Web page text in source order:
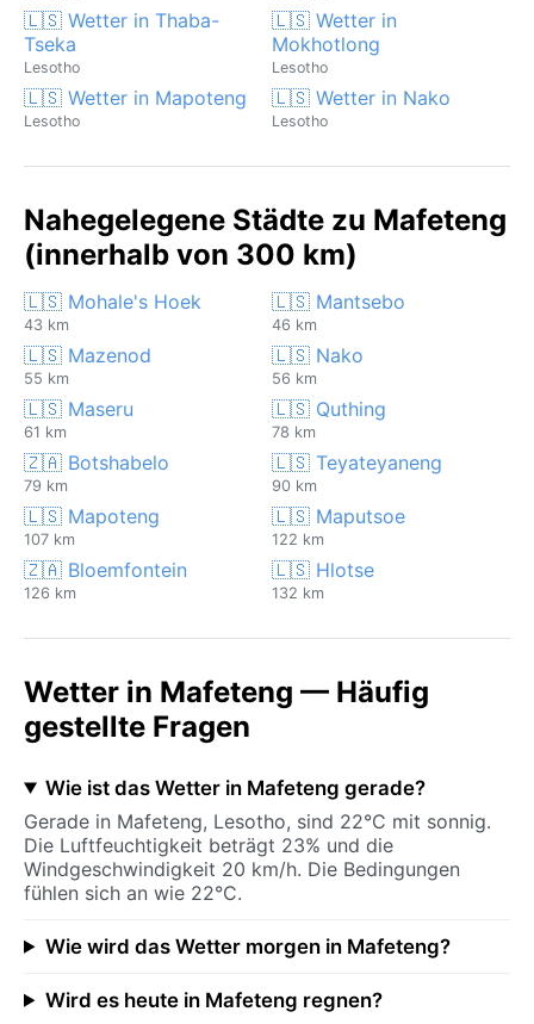
🇱🇸 Wetter in Thaba-
Tseka
Lesotho
🇱🇸 Wetter in
Mokhotlong
Lesotho
🇱🇸 Wetter in Mapoteng
Lesotho
🇱🇸 Wetter in Nako
Lesotho
Nahegelegene Städte zu Mafeteng
(innerhalb von 300 km)
🇱🇸 Mohale's Hoek
43 km
🇱🇸 Mantsebo
46 km
🇱🇸 Mazenod
55 km
🇱🇸 Nako
56 km
🇱🇸 Maseru
61 km
🇱🇸 Quthing
78 km
🇿🇦 Botshabelo
79 km
🇱🇸 Teyateyaneng
90 km
🇱🇸 Mapoteng
107 km
🇱🇸 Maputsoe
122 km
🇿🇦 Bloemfontein
126 km
🇱🇸 Hlotse
132 km
Wetter in Mafeteng — Häufig
gestellte Fragen
Wie ist das Wetter in Mafeteng gerade?
Gerade in Mafeteng, Lesotho, sind 22°C mit sonnig.
Die Luftfeuchtigkeit beträgt 23% und die
Windgeschwindigkeit 20 km/h. Die Bedingungen
fühlen sich an wie 22°C.
Wie wird das Wetter morgen in Mafeteng?
Wird es heute in Mafeteng regnen?